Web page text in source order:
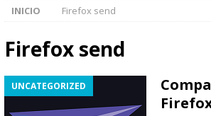
[ febrero 19, 2025 ]
BLOCKCHAIN
[ junio 29, 2025 ] Goza
INICIO Firefox send
Firefox send
UNCATEGORIZED